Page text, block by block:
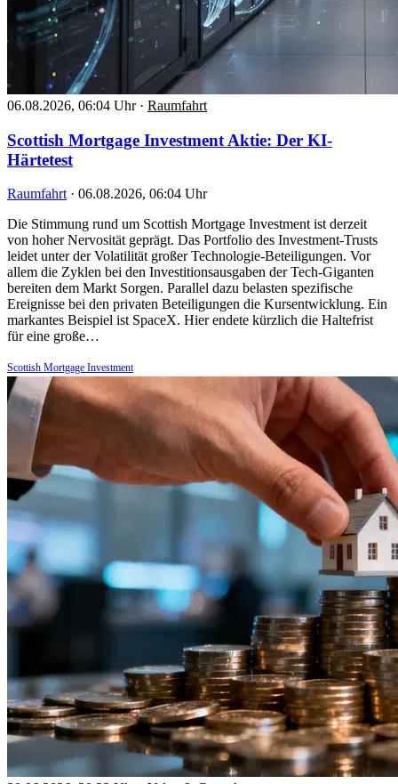
06.08.2026, 06:04 Uhr · Raumfahrt
Scottish Mortgage Investment Aktie: Der KI-
Härtetest
Raumfahrt · 06.08.2026, 06:04 Uhr
Die Stimmung rund um Scottish Mortgage Investment ist derzeit
von hoher Nervosität geprägt. Das Portfolio des Investment-Trusts
leidet unter der Volatilität großer Technologie-Beteiligungen. Vor
allem die Zyklen bei den Investitionsausgaben der Tech-Giganten
bereiten dem Markt Sorgen. Parallel dazu belasten spezifische
Ereignisse bei den privaten Beteiligungen die Kursentwicklung. Ein
markantes Beispiel ist SpaceX. Hier endete kürzlich die Haltefrist
für eine große…
Scottish Mortgage Investment